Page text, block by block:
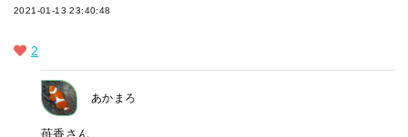
2021-01-13 23:40:48
2
あかまろ
苺香さん